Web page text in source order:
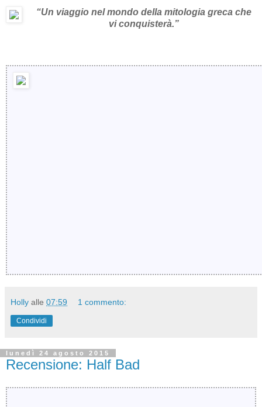
“Un viaggio nel mondo della mitologia greca che
vi conquisterà.”
Holly alle 07:59 1 commento:
Condividi
lunedì 24 agosto 2015
Recensione: Half Bad